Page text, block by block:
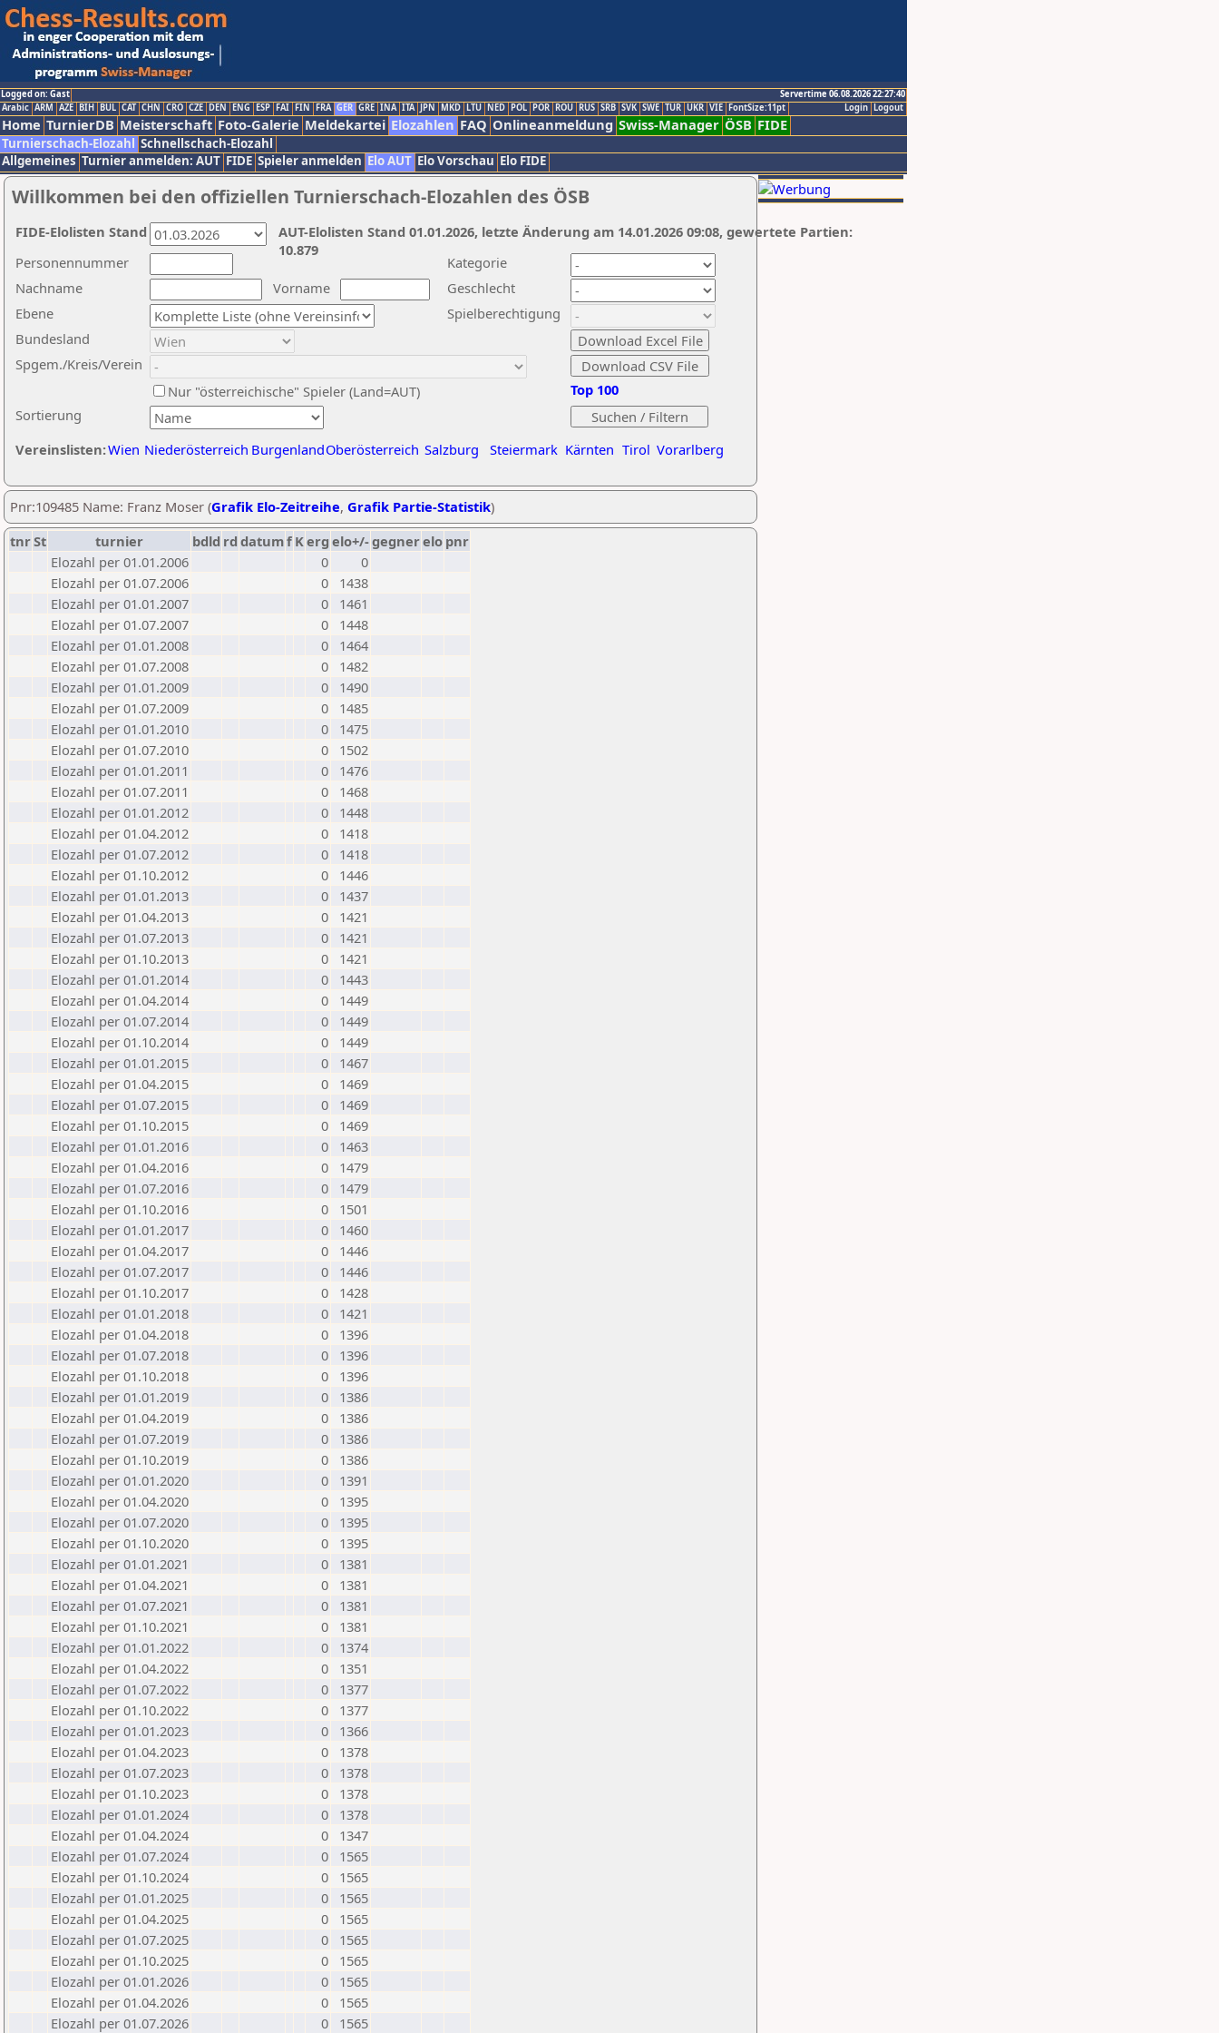
Logged on: Gast
Servertime 06.08.2026 22:27:40
Logout
Login
Arabic ARM AZE BIH BUL CAT CHN CRO CZE DEN ENG ESP FAI FIN FRA GER GRE INA ITA JPN MKD LTU NED POL POR ROU RUS SRB SVK SWE TUR UKR VIE FontSize:11pt
Home TurnierDB Meisterschaft Foto-Galerie Meldekartei Elozahlen FAQ Onlineanmeldung Swiss-Manager ÖSB FIDE
Turnierschach-Elozahl Schnellschach-Elozahl
Allgemeines Turnier anmelden: AUT FIDE Spieler anmelden Elo AUT Elo Vorschau Elo FIDE
Willkommen bei den offiziellen Turnierschach-Elozahlen des ÖSB
Nachname
Vorname
Ebene
Kategorie
Sortierung
Personennummer
Bundesland
Spgem./Kreis/Verein
Geschlecht
Nur "österreichische" Spieler (Land=AUT)
Spielberechtigung
Vereinslisten:Wien Niederösterreich BurgenlandOberösterreich Salzburg Steiermark Kärnten Tirol Vorarlberg
Top 100
AUT-Elolisten Stand 01.01.2026, letzte Änderung am 14.01.2026 09:08, gewertete Partien:
10.879
FIDE-Elolisten Stand
Pnr:109485 Name: Franz Moser (Grafik Elo-Zeitreihe, Grafik Partie-Statistik)
tnrSt turnier bdld rd datumf Kerg elo+/-gegnerelo pnr
Elozahl per 01.01.2006
0
0
Elozahl per 01.07.2006
0
1438
Elozahl per 01.01.2007
0
1461
Elozahl per 01.07.2007
0
1448
Elozahl per 01.01.2008
0
1464
Elozahl per 01.07.2008
0
1482
Elozahl per 01.01.2009
0
1490
Elozahl per 01.07.2009
0
1485
Elozahl per 01.01.2010
0
1475
Elozahl per 01.07.2010
0
1502
Elozahl per 01.01.2011
0
1476
Elozahl per 01.07.2011
0
1468
Elozahl per 01.01.2012
0
1448
Elozahl per 01.04.2012
0
1418
Elozahl per 01.07.2012
0
1418
Elozahl per 01.10.2012
0
1446
Elozahl per 01.01.2013
0
1437
Elozahl per 01.04.2013
0
1421
Elozahl per 01.07.2013
0
1421
Elozahl per 01.10.2013
0
1421
Elozahl per 01.01.2014
0
1443
Elozahl per 01.04.2014
0
1449
Elozahl per 01.07.2014
0
1449
Elozahl per 01.10.2014
0
1449
Elozahl per 01.01.2015
0
1467
Elozahl per 01.04.2015
0
1469
Elozahl per 01.07.2015
0
1469
Elozahl per 01.10.2015
0
1469
Elozahl per 01.01.2016
0
1463
Elozahl per 01.04.2016
0
1479
Elozahl per 01.07.2016
0
1479
Elozahl per 01.10.2016
0
1501
Elozahl per 01.01.2017
0
1460
Elozahl per 01.04.2017
0
1446
Elozahl per 01.07.2017
0
1446
Elozahl per 01.10.2017
0
1428
Elozahl per 01.01.2018
0
1421
Elozahl per 01.04.2018
0
1396
Elozahl per 01.07.2018
0
1396
Elozahl per 01.10.2018
0
1396
Elozahl per 01.01.2019
0
1386
Elozahl per 01.04.2019
0
1386
Elozahl per 01.07.2019
0
1386
Elozahl per 01.10.2019
0
1386
Elozahl per 01.01.2020
0
1391
Elozahl per 01.04.2020
0
1395
Elozahl per 01.07.2020
0
1395
Elozahl per 01.10.2020
0
1395
Elozahl per 01.01.2021
0
1381
Elozahl per 01.04.2021
0
1381
Elozahl per 01.07.2021
0
1381
Elozahl per 01.10.2021
0
1381
Elozahl per 01.01.2022
0
1374
Elozahl per 01.04.2022
0
1351
Elozahl per 01.07.2022
0
1377
Elozahl per 01.10.2022
0
1377
Elozahl per 01.01.2023
0
1366
Elozahl per 01.04.2023
0
1378
Elozahl per 01.07.2023
0
1378
Elozahl per 01.10.2023
0
1378
Elozahl per 01.01.2024
0
1378
Elozahl per 01.04.2024
0
1347
Elozahl per 01.07.2024
0
1565
Elozahl per 01.10.2024
0
1565
Elozahl per 01.01.2025
0
1565
Elozahl per 01.04.2025
0
1565
Elozahl per 01.07.2025
0
1565
Elozahl per 01.10.2025
0
1565
Elozahl per 01.01.2026
0
1565
Elozahl per 01.04.2026
0
1565
Elozahl per 01.07.2026
0 1565